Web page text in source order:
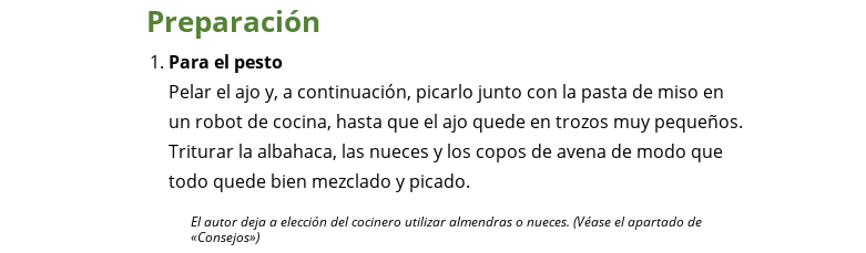
Preparación
Para el pesto
Pelar el ajo y, a continuación, picarlo junto con la pasta de miso en
un robot de cocina, hasta que el ajo quede en trozos muy pequeños.
Triturar la albahaca, las nueces y los copos de avena de modo que
todo quede bien mezclado y picado.
El autor deja a elección del cocinero utilizar almendras o nueces. (Véase el apartado de
«Consejos»)